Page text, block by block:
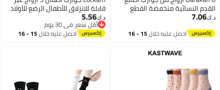
القدم النسائية منخفضة القطع
للجري جوارب أصابع منفصلة جوارب
د.ك‏7.06
احصل عليه خلال 15 - 16
قابلة للانزلاق للأطفال الرضع للأولاد
والبنات جوارب كاحل قطن سميك
إلى 3 سنوات
د.ك‏5.56
أقل سعر في 30 يوم
أقل سعر في 30 يوماحصل عليه خلال 15 - 16